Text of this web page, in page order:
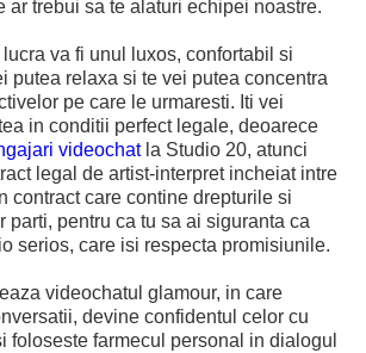
ar trebui sa te alaturi echipei noastre.
va fi unul luxos, confortabil si
putea relaxa si te vei putea concentra
pe care le urmaresti. Iti vei
in conditii perfect legale, deoarece
videochatla Studio 20, atunci
legal de artist-interpret incheiat intre
contract care contine drepturile si
parti, pentru ca tu sa ai siguranta ca
serios, care isi respecta promisiunile.
videochatul glamour, in care
devine confidentul celor cu
foloseste farmecul personal in dialogul